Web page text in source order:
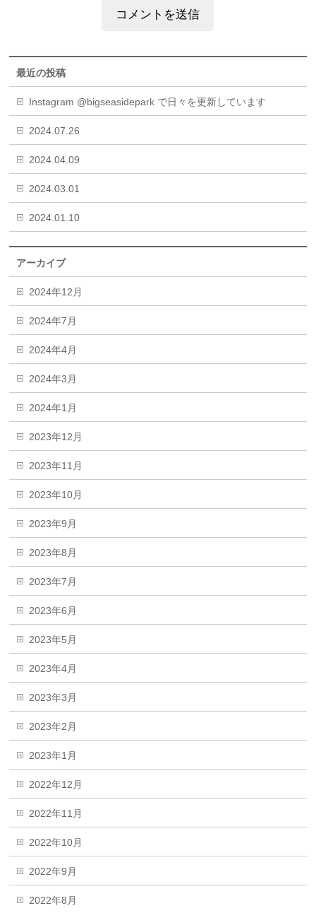
最近の投稿
Instagram @bigseasidepark で日々を更新しています
2024.07.26
2024.04.09
2024.03.01
2024.01.10
アーカイブ
2024年12月
2024年7月
2024年4月
2024年3月
2024年1月
2023年12月
2023年11月
2023年10月
2023年9月
2023年8月
2023年7月
2023年6月
2023年5月
2023年4月
2023年3月
2023年2月
2023年1月
2022年12月
2022年11月
2022年10月
2022年9月
2022年8月